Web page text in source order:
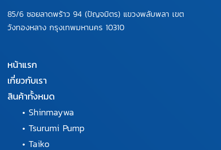
85/6 ซอยลาดพร้าว 94 (ปัญจมิตร) แขวงพลับพลา เขต
วังทองหลาง กรุงเทพมหานคร 10310
หน้าแรก
เกี่ยวกับเรา
สินค้าทั้งหมด
• Shinmaywa
• Tsurumi Pump
• Taiko